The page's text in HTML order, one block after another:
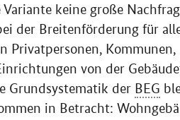
keine große
der Breitenförderung für
Privatpersonen,
von der
Grundsystematik der BEG
in Betracht: